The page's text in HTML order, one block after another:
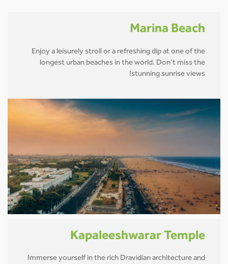
Marina Beach
Enjoy a leisurely stroll or a refreshing dip at one of the
longest urban beaches in the world. Don’t miss the
stunning sunrise views!
Kapaleeshwarar Temple
Immerse yourself in the rich Dravidian architecture and